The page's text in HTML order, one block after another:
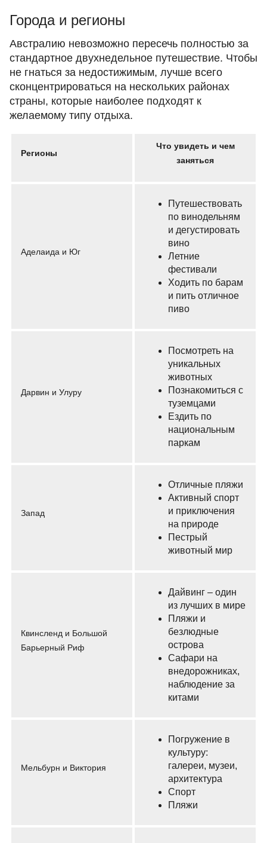
Города и регионы
Австралию невозможно пересечь полностью за
стандартное двухнедельное путешествие. Чтобы
не гнаться за недостижимым, лучше всего
сконцентрироваться на нескольких районах
страны, которые наиболее подходят к
желаемому типу отдыха.
Регионы
Что увидеть и чем
заняться
Аделаида и Юг
Путешествовать
по винодельням
и дегустировать
вино
Летние
фестивали
Ходить по барам
и пить отличное
пиво
Дарвин и Улуру
Посмотреть на
уникальных
животных
Познакомиться с
туземцами
Ездить по
национальным
паркам
Запад
Отличные пляжи
Активный спорт
и приключения
на природе
Пестрый
животный мир
Квинсленд и Большой
Барьерный Риф
Дайвинг – один
из лучших в мире
Пляжи и
безлюдные
острова
Сафари на
внедорожниках,
наблюдение за
китами
Мельбурн и Виктория
Погружение в
культуру:
галереи, музеи,
архитектура
Спорт
Пляжи